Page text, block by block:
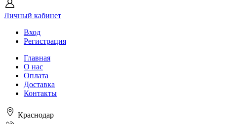
Личный кабинет
Вход
Регистрация
Главная
О нас
Оплата
Доставка
Контакты
Краснодар